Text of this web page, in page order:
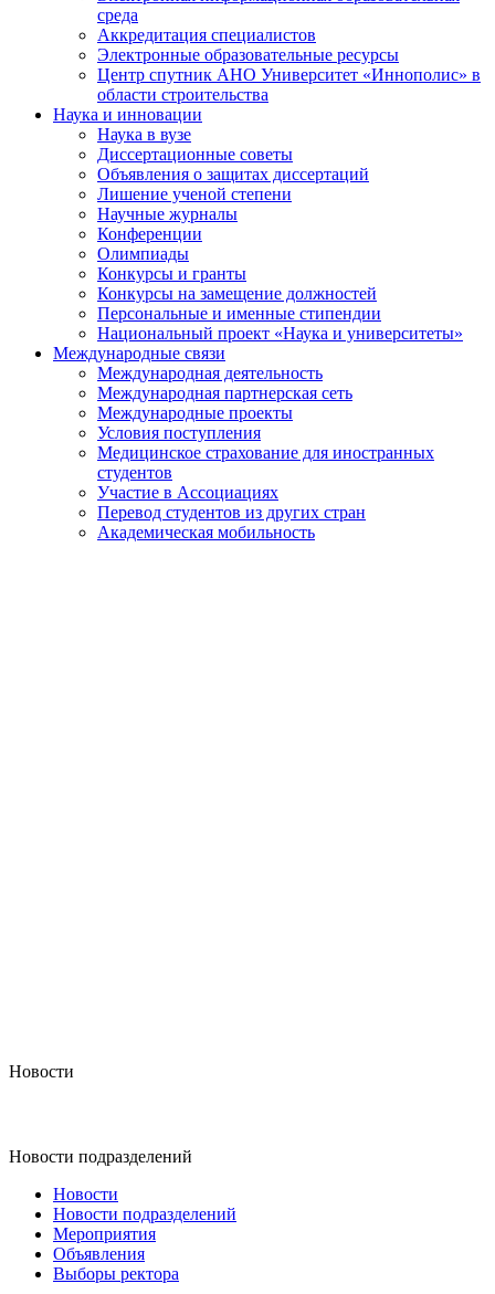
среда
Аккредитация специалистов
Электронные образовательные ресурсы
Центр спутник АНО Университет «Иннополис» в
области строительства
Наука и инновации
Наука в вузе
Диссертационные советы
Объявления о защитах диссертаций
Лишение ученой степени
Научные журналы
Конференции
Олимпиады
Конкурсы и гранты
Конкурсы на замещение должностей
Персональные и именные стипендии
Национальный проект «Наука и университеты»
Международные связи
Международная деятельность
Международная партнерская сеть
Международные проекты
Условия поступления
Медицинское страхование для иностранных
студентов
Участие в Ассоциациях
Перевод студентов из других стран
Академическая мобильность
Новости
Новости подразделений
Новости
Новости подразделений
Мероприятия
Объявления
Выборы ректора